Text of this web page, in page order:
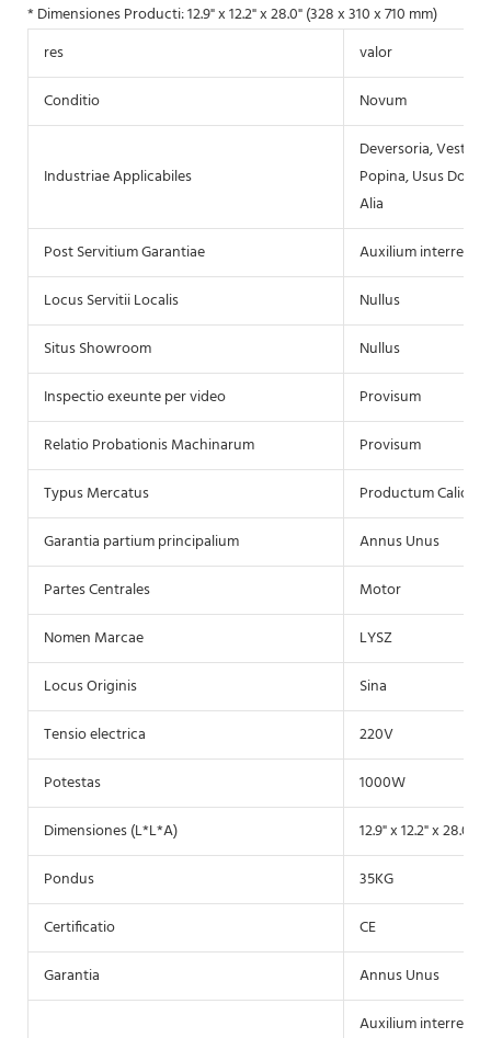
* Dimensiones Producti: 12.9" x 12.2" x 28.0" (328 x 310 x 710 mm)
res
valor
Conditio
Novum
Industriae Applicabiles
Deversoria,
Popina, Usus
Alia
Post Servitium Garantiae
Auxilium interretiale
Locus Servitii Localis
Nullus
Situs Showroom
Nullus
Inspectio exeunte per video
Provisum
Relatio Probationis Machinarum
Provisum
Typus Mercatus
Productum
Garantia partium principalium
Annus Unus
Partes Centrales
Motor
Nomen Marcae
LYSZ
Locus Originis
Sina
Tensio electrica
220V
Potestas
1000W
Dimensiones (L*L*A)
12.9" x 12.2" x 28.0"
Pondus
35KG
Certificatio
CE
Garantia
Annus Unus
Auxilium interretiale